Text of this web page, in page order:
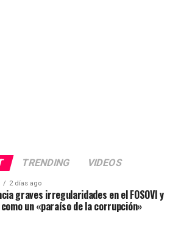
TRENDING VIDEOS
2 días ago
graves irregularidades en el FOSOVI y
un «paraíso de la corrupción»